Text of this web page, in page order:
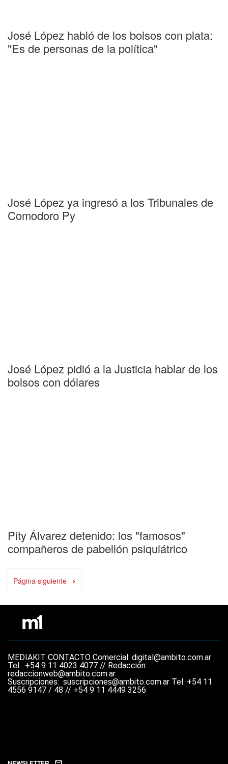
José López habló de los bolsos con plata:
"Es de personas de la política"
José López ya ingresó a los Tribunales de
Comodoro Py
José López pidió a la Justicia hablar de los
bolsos con dólares
Pity Álvarez detenido: los "famosos"
compañeros de pabellón psiquiátrico
Página siguiente ›
MEDIAKIT CONTACTO Comercial: digital@ambito.com.ar
Tel. +54 9 11 4023 4077 // Redacción:
redaccionweb@ambito.com.ar
Suscripciones: suscripciones@ambito.com.ar Tel. +54 11
4556 9147 / 48 // +54 9 11 4449 3256